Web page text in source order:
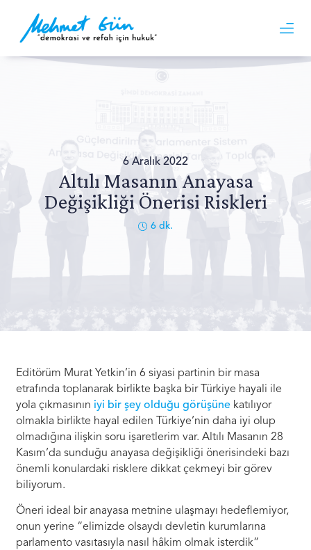
6 Aralık 2022
Altılı Masanın Anayasa
Değişikliği Önerisi Riskleri
6 dk.
Editörüm Murat Yetkin’in 6 siyasi partinin bir masa
etrafında toplanarak birlikte başka bir Türkiye hayali ile
yola çıkmasının iyi bir şey olduğu görüşüne katılıyor
olmakla birlikte hayal edilen Türkiye’nin daha iyi olup
olmadığına ilişkin soru işaretlerim var. Altılı Masanın 28
Kasım’da sunduğu anayasa değişikliği önerisindeki bazı
önemli konulardaki risklere dikkat çekmeyi bir görev
biliyorum.
Öneri ideal bir anayasa metnine ulaşmayı hedeflemiyor,
onun yerine “elimizde olsaydı devletin kurumlarına
parlamento vasıtasıyla nasıl hâkim olmak isterdik”